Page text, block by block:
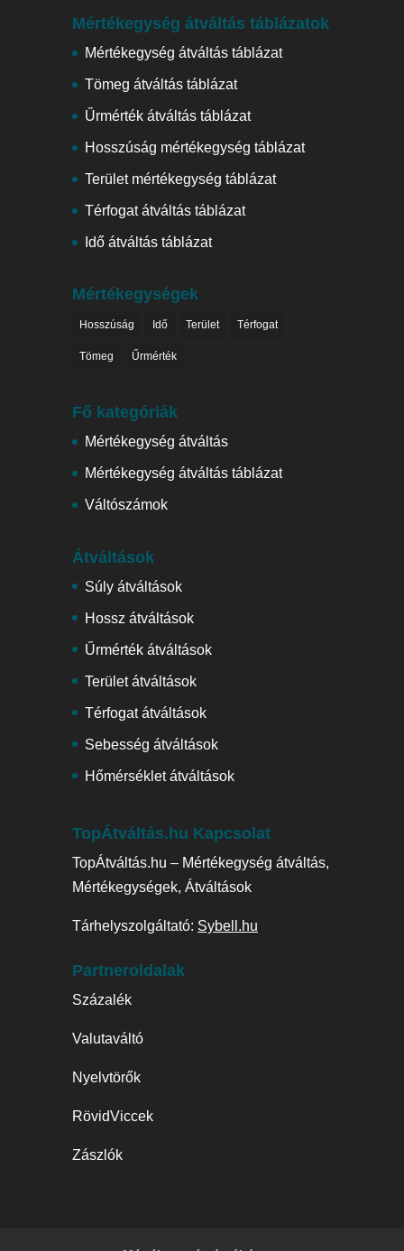
Mértékegység átváltás táblázatok
Mértékegység átváltás táblázat
Tömeg átváltás táblázat
Űrmérték átváltás táblázat
Hosszúság mértékegység táblázat
Terület mértékegység táblázat
Térfogat átváltás táblázat
Idő átváltás táblázat
Mértékegységek
Hosszúság Idő Terület Térfogat
Tömeg Űrmérték
Fő kategóriák
Mértékegység átváltás
Mértékegység átváltás táblázat
Váltószámok
Átváltások
Súly átváltások
Hossz átváltások
Űrmérték átváltások
Terület átváltások
Térfogat átváltások
Sebesség átváltások
Hőmérséklet átváltások
TopÁtváltás.hu Kapcsolat
TopÁtváltás.hu – Mértékegység átváltás,
Mértékegységek, Átváltások
Tárhelyszolgáltató: Sybell.hu
Partneroldalak
Százalék
Valutaváltó
Nyelvtörők
RövidViccek
Zászlók